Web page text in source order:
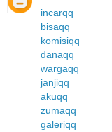
incarqq
bisaqq
komisiqq
danaqq
wargaqq
janjiqq
akuqq
zumaqq
galeriqq